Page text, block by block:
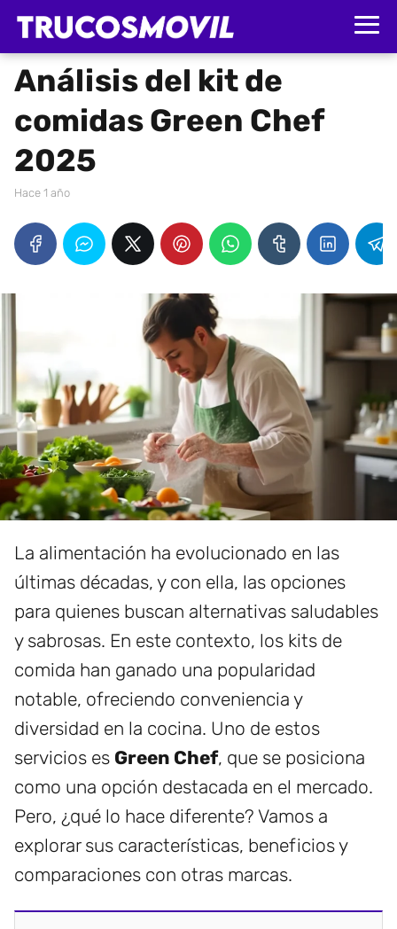
Análisis del kit de
comidas Green Chef
2025
hace 1 año
La alimentación ha evolucionado en las
últimas décadas, y con ella, las opciones
para quienes buscan alternativas saludables
y sabrosas. En este contexto, los kits de
comida han ganado una popularidad
notable, ofreciendo conveniencia y
diversidad en la cocina. Uno de estos
servicios es Green Chef, que se posiciona
como una opción destacada en el mercado.
Pero, ¿qué lo hace diferente? Vamos a
explorar sus características, beneficios y
comparaciones con otras marcas.